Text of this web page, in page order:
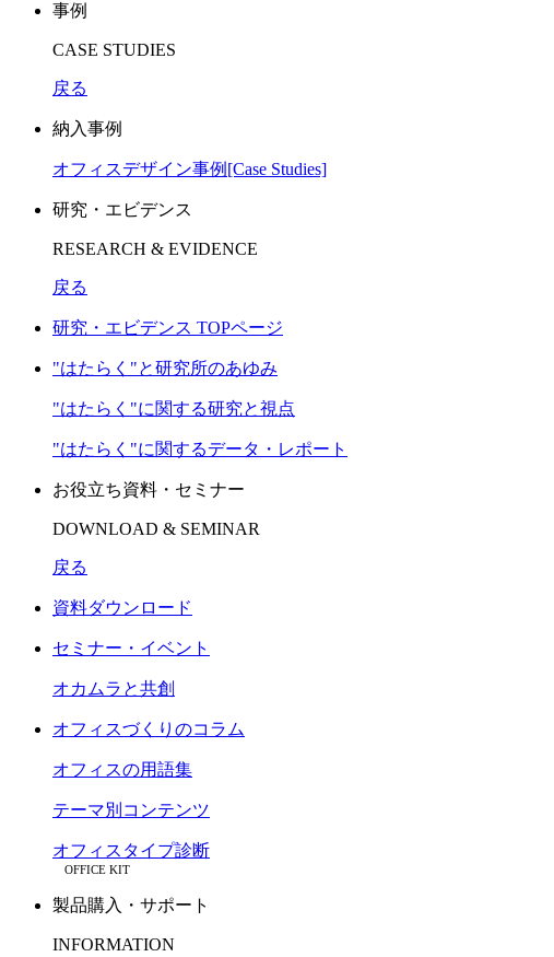
事例
CASE STUDIES
戻る
納入事例
オフィスデザイン事例[Case Studies]
研究・エビデンス
RESEARCH & EVIDENCE
戻る
研究・エビデンス TOPページ
"はたらく"と研究所のあゆみ
"はたらく"に関する研究と視点
"はたらく"に関するデータ・レポート
お役立ち資料・セミナー
DOWNLOAD & SEMINAR
戻る
資料ダウンロード
セミナー・イベント
オカムラと共創
オフィスづくりのコラム
オフィスの用語集
テーマ別コンテンツ
オフィスタイプ診断
OFFICE KIT
製品購入・サポート
INFORMATION